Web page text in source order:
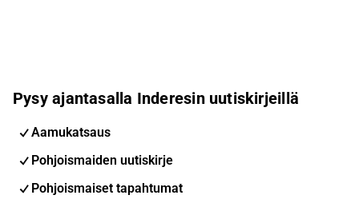
Pysy ajantasalla Inderesin uutiskirjeillä
Aamukatsaus
Pohjoismaiden uutiskirje
Pohjoismaiset tapahtumat